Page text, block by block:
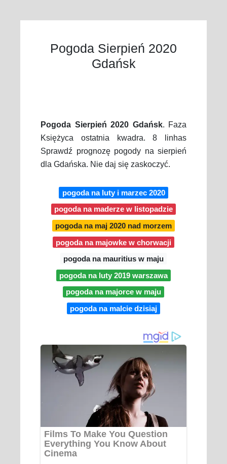
Pogoda Sierpień 2020
Gdańsk
Pogoda Sierpień 2020 Gdańsk. Faza
Księżyca ostatnia kwadra. 8 linhas
Sprawdź prognozę pogody na sierpień
dla Gdańska. Nie daj się zaskoczyć.
pogoda na luty i marzec 2020
pogoda na maderze w listopadzie
pogoda na maj 2020 nad morzem
pogoda na majowke w chorwacji
pogoda na mauritius w maju
pogoda na luty 2019 warszawa
pogoda na majorce w maju
pogoda na malcie dzisiaj